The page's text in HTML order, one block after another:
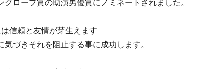
ローブ賞の助演男優賞にノミネートされました。
信頼と友情が芽生えます
づきそれを阻止する事に成功します。